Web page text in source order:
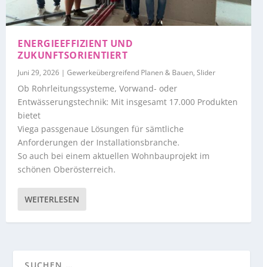
ENERGIEEFFIZIENT UND
ZUKUNFTSORIENTIERT
Juni 29, 2026 |Gewerkeübergreifend Planen & Bauen,Slider
Ob Rohrleitungssysteme, Vorwand- oder
Entwässerungstechnik: Mit insgesamt 17.000 Produkten
bietet
Viega passgenaue Lösungen für sämtliche
Anforderungen der Installationsbranche.
So auch bei einem aktuellen Wohnbauprojekt im
schönen Oberösterreich.
WEITERLESEN